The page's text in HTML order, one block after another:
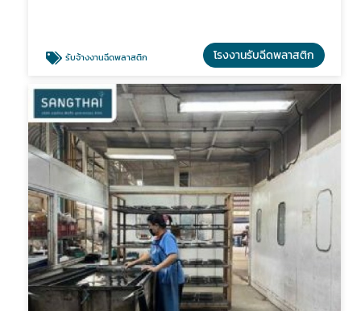
รับจ้างงานฉีดพลาสติก โรงงานรับฉีดพลาสติก